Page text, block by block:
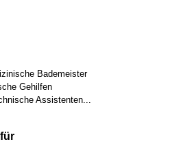
Bademeister
Gehilfen
Assistenten...